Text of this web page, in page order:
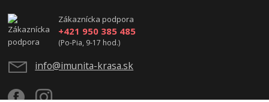
Zákaznícka podpora
+421 950 385 485
(Po-Pia, 9-17 hod.)
info@imunita-krasa.sk